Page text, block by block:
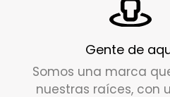
Tienes
pedido
alguna
Gente de
Somos una marca
nuestras raíces, con